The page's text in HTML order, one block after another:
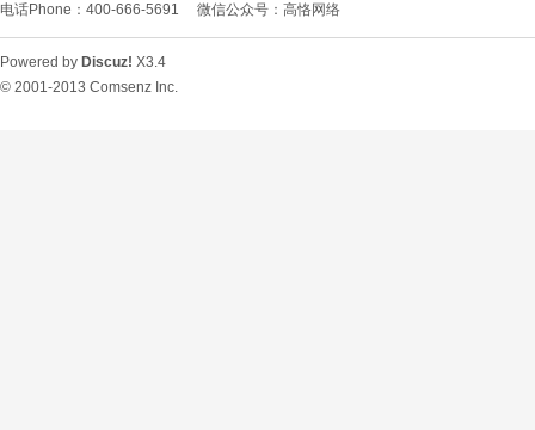
电话Phone：400-666-5691 微信公众号：高恪网络
Powered by Discuz! X3.4
© 2001-2013 Comsenz Inc.